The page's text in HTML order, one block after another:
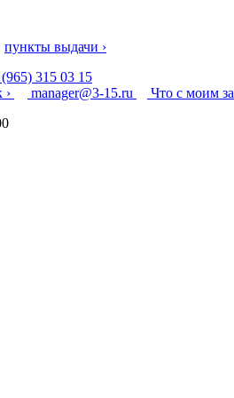
пункты выдачи ›
315 03 15
›
manager@3-15.ru
Что с моим